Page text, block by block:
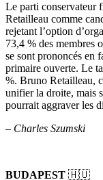
Le parti conservateur
Retailleau comme
rejetant l’option
73,4 % des membres
se sont prononcés en
primaire ouverte. Le
%. Bruno Retailleau,
unifier la droite, mais
pourrait aggraver les
– Charles Szumski
BUDAPEST 🇭🇺